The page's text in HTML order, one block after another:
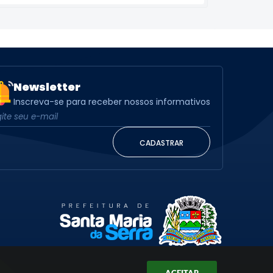
Newsletter
Inscreva-se para receber nossos informativos
CADASTRAR